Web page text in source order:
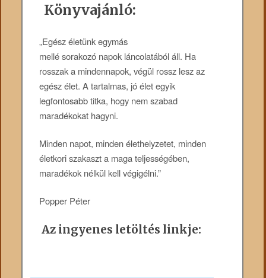
Könyvajánló:
„Egész életünk egymás
mellé sorakozó napok láncolatából áll. Ha
rosszak a mindennapok, végül rossz lesz az
egész élet. A tartalmas, jó élet egyik
legfontosabb titka, hogy nem szabad
maradékokat hagyni.
Minden napot, minden élethelyzetet, minden
életkori szakaszt a maga teljességében,
maradékok nélkül kell végigélni.”
Popper Péter
Az ingyenes letöltés linkje: